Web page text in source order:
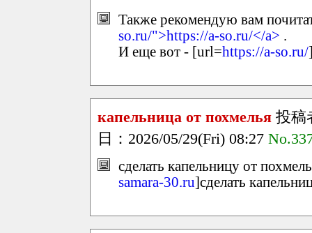
Также рекомендую вам
so.ru/">https://a-so.ru/</a> .
И еще вот - [url=https://a-so.ru/
капельница от похмелья 投稿
日：2026/05/29(Fri) 08:27
сделать капельницу от
samara-30.ru]сделать